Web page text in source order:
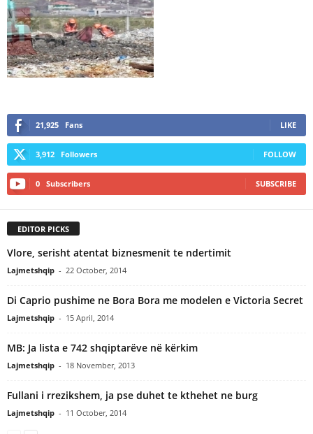
21,925 Fans LIKE
3,912 Followers FOLLOW
0 Subscribers SUBSCRIBE
EDITOR PICKS
Vlore, serisht atentat biznesmenit te ndertimit
Lajmetshqip - 22 October, 2014
Di Caprio pushime ne Bora Bora me modelen e Victoria Secret
Lajmetshqip - 15 April, 2014
MB: Ja lista e 742 shqiptarëve në kërkim
Lajmetshqip - 18 November, 2013
Fullani i rrezikshem, ja pse duhet te kthehet ne burg
Lajmetshqip - 11 October, 2014